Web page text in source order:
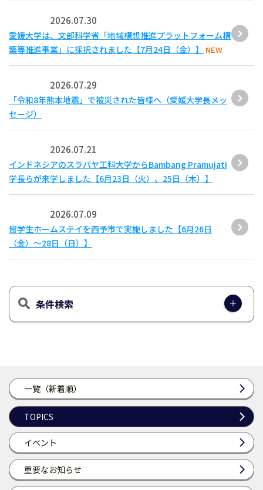
一覧（新着順）
TOPICS
イベント
重要なお知らせ
2026.07.30
愛媛大学は、文部科学省「地域構想推進プラットフォーム構
築等推進事業」に採択されました【7月24日（金）】
NEW
2026.07.29
「令和8年熊本地震」で被災された皆様へ（愛媛大学長メッ
セージ）
2026.07.21
インドネシアのスラバヤ工科大学からBambang Pramujati
学長らが来学しました【6月23日（火）、25日（木）】
2026.07.09
留学生ホームステイを西予市で実施しました【6月26日
（金）～28日（日）】
条件検索